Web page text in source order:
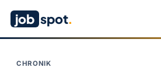
job spot.
CHRONIK